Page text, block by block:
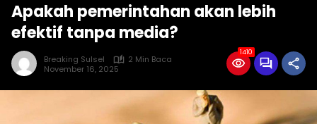
Apakah pemerintahan akan lebih
efektif tanpa media?
Breaking Sulsel
2 Min Baca
November 16, 2025
1410